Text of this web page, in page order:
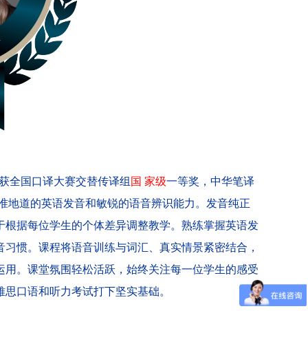
全国口译大赛交替传译组 国 家级一等奖，中华笔译
地道的英语发音和敏锐的语音辨识能力。发音纯正
据每位学生的个体差异调整教学。熟练掌握英语发
惯。课程将语音训练与词汇、真实情景紧密结合，
。课堂氛围轻松活跃，始终关注每一位学生的感受
口语和听力考试打下坚实基础。